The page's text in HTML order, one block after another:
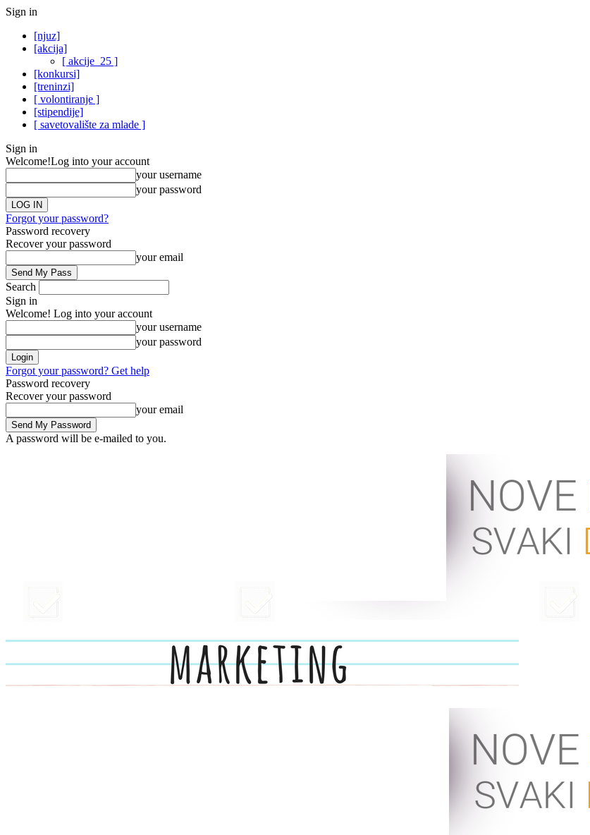
Sign in
[njuz]
[akcija]
[ akcije_25 ]
[konkursi]
[treninzi]
[ volontiranje ]
[stipendije]
[ savetovalište za mlade ]
Sign in
Welcome!Log into your account
your username
your password
Forgot your password?
Password recovery
Recover your password
your email
Search
Sign in
Welcome! Log into your account
your username
your password
Forgot your password? Get help
Password recovery
Recover your password
your email
A password will be e-mailed to you.